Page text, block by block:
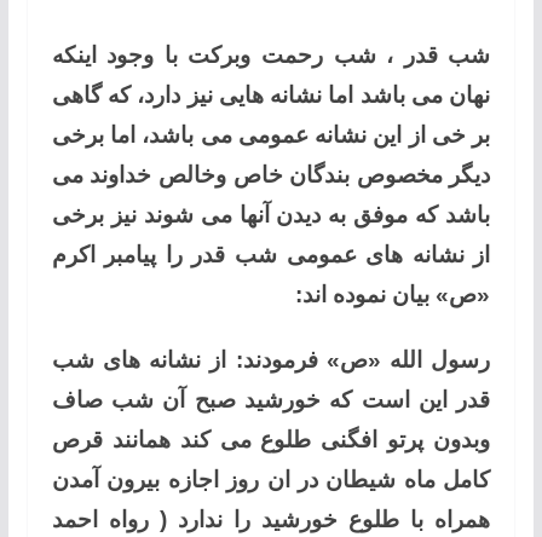
شب قدر ، شب رحمت وبرکت با وجود اینکه
نهان می باشد اما نشانه هایی نیز دارد، که گاهی
بر خی از این نشانه عمومی می باشد، اما برخی
دیگر مخصوص بندگان خاص وخالص خداوند می
باشد که موفق به دیدن آنها می شوند نیز برخی
از نشانه های عمومی شب قدر را پیامبر اکرم
«ص» بیان نموده اند:
رسول الله «ص» فرمودند: از نشانه های شب
قدر این است که خورشید صبح آن شب صاف
وبدون پرتو افگنی طلوع می کند همانند قرص
کامل ماه شیطان در ان روز اجازه بیرون آمدن
همراه با طلوع خورشید را ندارد ( رواه احمد